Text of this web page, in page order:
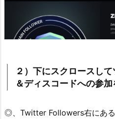
２）下にスクロースし
＆ディスコードへの参加
◎、Twitter Followers右にあ